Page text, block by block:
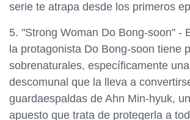
serie te atrapa desde los primeros
5. "Strong Woman Do Bong-soon" -
la protagonista Do Bong-soon tiene
sobrenaturales, específicamente
descomunal que la lleva a
guardaespaldas de Ahn Min-hyuk,
apuesto que trata de protegerla a